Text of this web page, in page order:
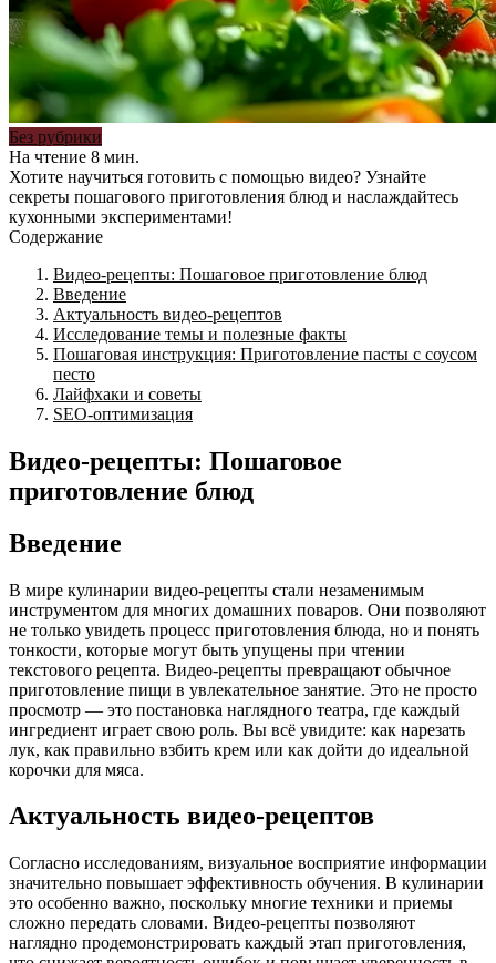
Без рубрики
На чтение 8 мин.
Хотите научиться готовить с помощью видео? Узнайте
секреты пошагового приготовления блюд и наслаждайтесь
кухонными экспериментами!
Содержание
Видео-рецепты: Пошаговое приготовление блюд
Введение
Актуальность видео-рецептов
Исследование темы и полезные факты
Пошаговая инструкция: Приготовление пасты с соусом
песто
Лайфхаки и советы
SEO-оптимизация
Видео-рецепты: Пошаговое
приготовление блюд
Введение
В мире кулинарии видео-рецепты стали незаменимым
инструментом для многих домашних поваров. Они позволяют
не только увидеть процесс приготовления блюда, но и понять
тонкости, которые могут быть упущены при чтении
текстового рецепта. Видео-рецепты превращают обычное
приготовление пищи в увлекательное занятие. Это не просто
просмотр — это постановка наглядного театра, где каждый
ингредиент играет свою роль. Вы всё увидите: как нарезать
лук, как правильно взбить крем или как дойти до идеальной
корочки для мяса.
Актуальность видео-рецептов
Согласно исследованиям, визуальное восприятие информации
значительно повышает эффективность обучения. В кулинарии
это особенно важно, поскольку многие техники и приемы
сложно передать словами. Видео-рецепты позволяют
наглядно продемонстрировать каждый этап приготовления,